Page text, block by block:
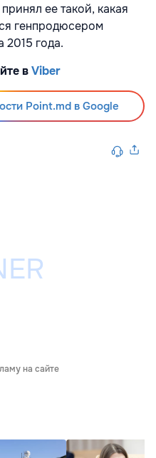
ее такой, какая
генпродюсером
2015 года.
вViber
Point.md в Google
на сайте